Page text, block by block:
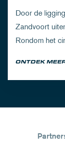
Door de
Zandvoort
Rondom het
ONTDEK